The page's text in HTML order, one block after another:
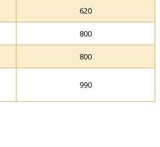
620
800
800
990